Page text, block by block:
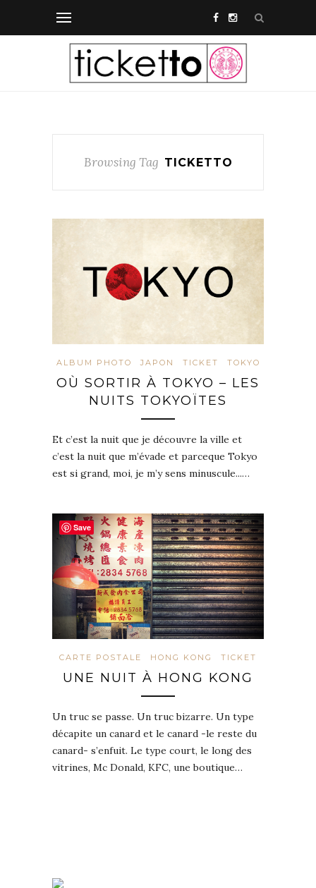
Browsing Tag TICKETTO
ALBUM PHOTO JAPON TICKET TOKYO
OÙ SORTIR À TOKYO – LES
NUITS TOKYOÏTES
Et c’est la nuit que je découvre la ville et
c’est la nuit que m’évade et parceque Tokyo
est si grand, moi, je m’y sens minuscule...…
CARTE POSTALE HONG KONG TICKET
UNE NUIT À HONG KONG
Un truc se passe. Un truc bizarre. Un type
décapite un canard et le canard -le reste du
canard- s’enfuit. Le type court, le long des
vitrines, Mc Donald, KFC, une boutique…
Save